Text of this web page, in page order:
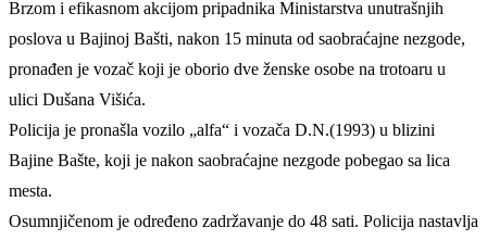
Brzom i efikasnom akcijom pripadnika Ministarstva unutrašnjih
poslova u Bajinoj Bašti, nakon 15 minuta od saobraćajne nezgode,
pronađen je vozač koji je oborio dve ženske osobe na trotoaru u
ulici Dušana Višića.
Policija je pronašla vozilo „alfa“ i vozača D.N.(1993) u blizini
Bajine Bašte, koji je nakon saobraćajne nezgode pobegao sa lica
mesta.
Osumnjičenom je određeno zadržavanje do 48 sati. Policija nastavlja